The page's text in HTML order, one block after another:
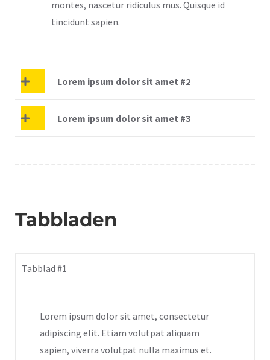
montes, nascetur ridiculus mus. Quisque id
tincidunt sapien.
Lorem ipsum dolor sit amet #2
Lorem ipsum dolor sit amet #3
Tabbladen
Tabblad #1
Lorem ipsum dolor sit amet, consectetur
adipiscing elit. Etiam volutpat aliquam
sapien, viverra volutpat nulla maximus et.